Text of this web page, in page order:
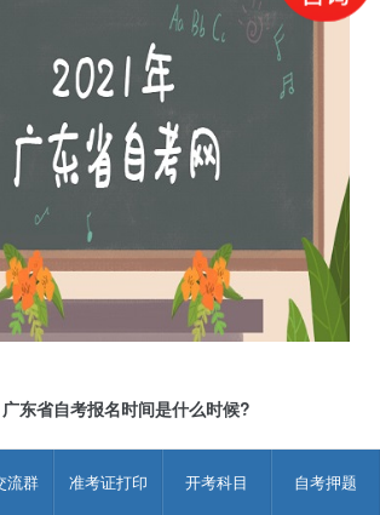
流群 准考证打印 开考科目 自考押题
省自考报名时间是什么时候?
是11月10—20号;4月考试报名时间是12月